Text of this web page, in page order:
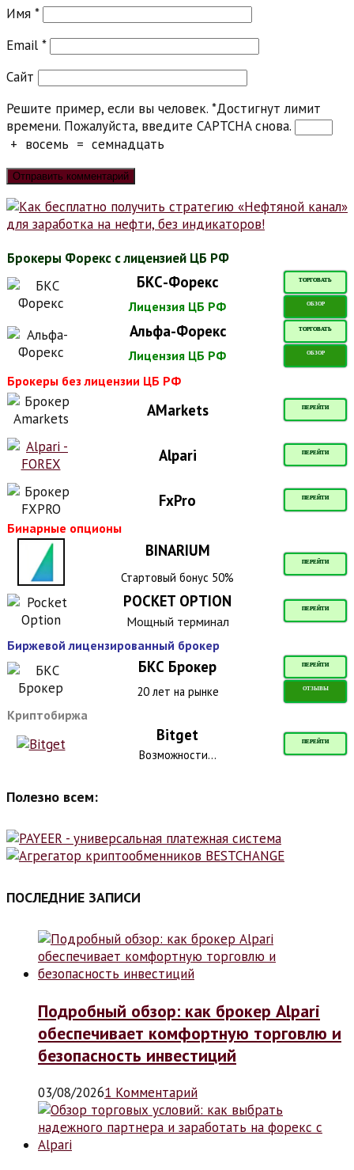
Имя *
Email *
Сайт
Решите пример, если вы человек. *Достигнут лимит
времени. Пожалуйста, введите CAPTCHA снова.
+ восемь = семнадцать
Брокеры Форекс с лицензией ЦБ РФ
БКС-Форекс ТОРГОВАТЬ
Лицензия ЦБ РФ ОБЗОР
Альфа-Форекс ТОРГОВАТЬ
Лицензия ЦБ РФ ОБЗОР
Брокеры без лицензии ЦБ РФ
AMarkets ПЕРЕЙТИ
Alpari ПЕРЕЙТИ
FxPro ПЕРЕЙТИ
Бинарные опционы
BINARIUM
ПЕРЕЙТИ
Стартовый бонус 50%
POCKET OPTION ПЕРЕЙТИ
Мощный терминал
Биржевой лицензированный брокер
БКС Брокер ПЕРЕЙТИ
20 лет на рынке ОТЗЫВЫ
Криптобиржа
Bitget ПЕРЕЙТИ
Возможности...
Полезно всем:
ПОСЛЕДНИЕ ЗАПИСИ
Подробный обзор: как брокер Alpari
обеспечивает комфортную торговлю и
безопасность инвестиций
03/08/20261 Комментарий